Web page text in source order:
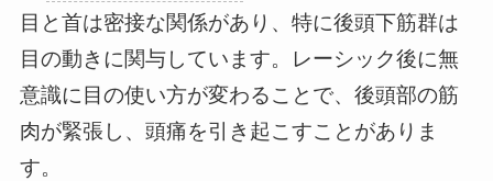
目と首は密接な関係があり、特に後頭下筋群は
目の動きに関与しています。レーシック後に無
意識に目の使い方が変わることで、後頭部の筋
肉が緊張し、頭痛を引き起こすことがありま
す。